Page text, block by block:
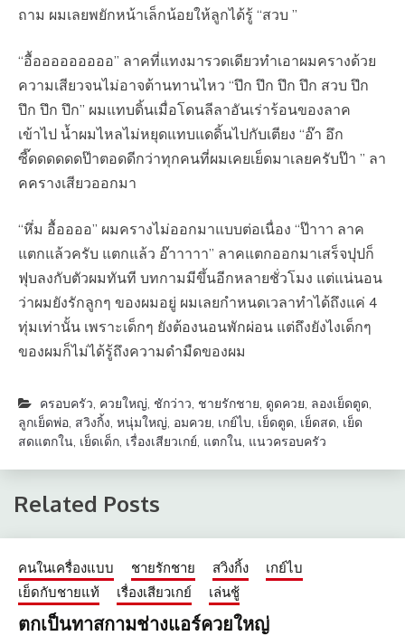
ถาม ผมเลยพยักหน้าเล็กน้อยให้ลูกได้รู้ “สวบ ”
“อื้อออออออออ” ลาคที่แทงมารวดเดียวทำเอาผมครางด้วย
ความเสียวจนไม่อาจต้านทานไหว “ปึก ปึก ปึก ปึก สวบ ปึก
ปึก ปึก ปึก” ผมแทบดิ้นเมื่อโดนลีลาอันเร่าร้อนของลาค
เข้าไป น้ำผมไหลไม่หยุดแทบแดดิ้นไปกับเตียง “อ๊า อึก
ซี๊ดดดดดดป๊าตอดดีกว่าทุกคนที่ผมเคยเย็ดมาเลยครับป๊า ” ลา
คครางเสียวออกมา
“หึ่ม อื้ออออ” ผมครางไม่ออกมาแบบต่อเนื่อง “ป๊าาา ลาค
แตกแล้วครับ แตกแล้ว อ๊าาาาา” ลาคแตกออกมาเสร็จปุปก็
ฟุบลงกับตัวผมทันที บทกามมีขึ้นอีกหลายชั่วโมง แต่แน่นอน
ว่าผมยังรักลูกๆ ของผมอยู่ ผมเลยกำหนดเวลาทำได้ถึงแค่ 4
ทุ่มเท่านั้น เพราะเด็กๆ ยังต้องนอนพักผ่อน แต่ถึงยังไงเด็กๆ
ของผมก็ไม่ได้รู้ถึงความดำมืดของผม
ครอบครัว, ควยใหญ่, ชักว่าว, ชายรักชาย, ดูดควย, ลองเย็ดตูด,
ลูกเย็ดพ่อ, สวิงกิ้ง, หนุ่มใหญ่, อมควย, เกย์ไบ, เย็ดตูด, เย็ดสด, เย็ด
สดแตกใน, เย็ดเด็ก, เรื่องเสียวเกย์, แตกใน, แนวครอบครัว
Related Posts
คนในเครื่องแบบ ชายรักชาย สวิงกิ้ง
เกย์ไบ
เย็ดกับชายแท้
เรื่องเสียวเกย์ เล่นชู้
ตกเป็นทาสกามช่างแอร์ควยใหญ่